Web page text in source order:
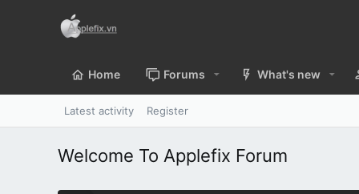
Home Forums What's new
Latest activity Register
Welcome To Applefix Forum